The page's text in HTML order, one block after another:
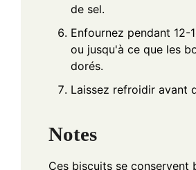
de sel.
Enfournez pendant 12-
ou jusqu'à ce que les
dorés.
Laissez refroidir avant
Notes
Ces biscuits se conservent